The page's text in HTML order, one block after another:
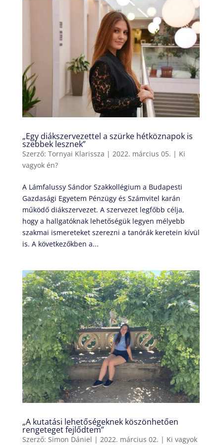
„Egy diákszervezettel a szürke hétköznapok is
szebbek lesznek”
Szerző: Tornyai Klarissza | 2022. március 05. | Ki
vagyok én?
A Lámfalussy Sándor Szakkollégium a Budapesti
Gazdasági Egyetem Pénzügy és Számvitel karán
működő diákszervezet. A szervezet legfőbb célja,
hogy a hallgatóknak lehetőségük legyen mélyebb
szakmai ismereteket szerezni a tanórák keretein kívül
is. A következőkben a...
„A kutatási lehetőségeknek köszönhetően
rengeteget fejlődtem”
Szerző: Simon Dániel | 2022. március 02. | Ki vagyok